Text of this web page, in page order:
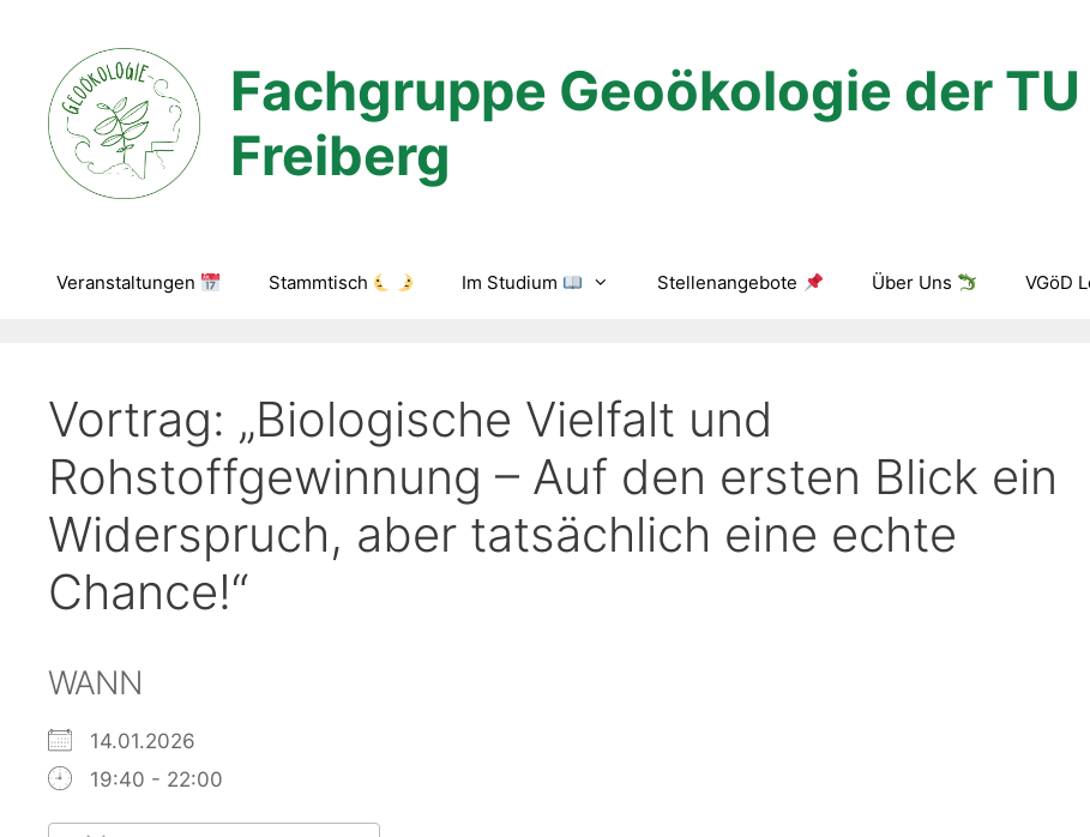
springen
Fachgruppe Geoökologie der
Freiberg
Veranstaltungen Stammtisch Im Studium Stellenangebote Über Uns VGöD
Vortrag: „Biologische Vielfalt und
Rohstoffgewinnung – Auf den ersten Blick ein
Widerspruch, aber tatsächlich eine echte
Chance!“
WANN
14.01.2026
19:40 - 22:00